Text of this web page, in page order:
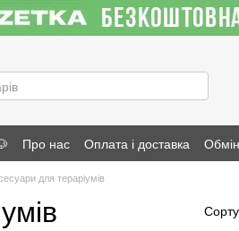
Про нас Оплата і доставка
магазин
для тераріумів